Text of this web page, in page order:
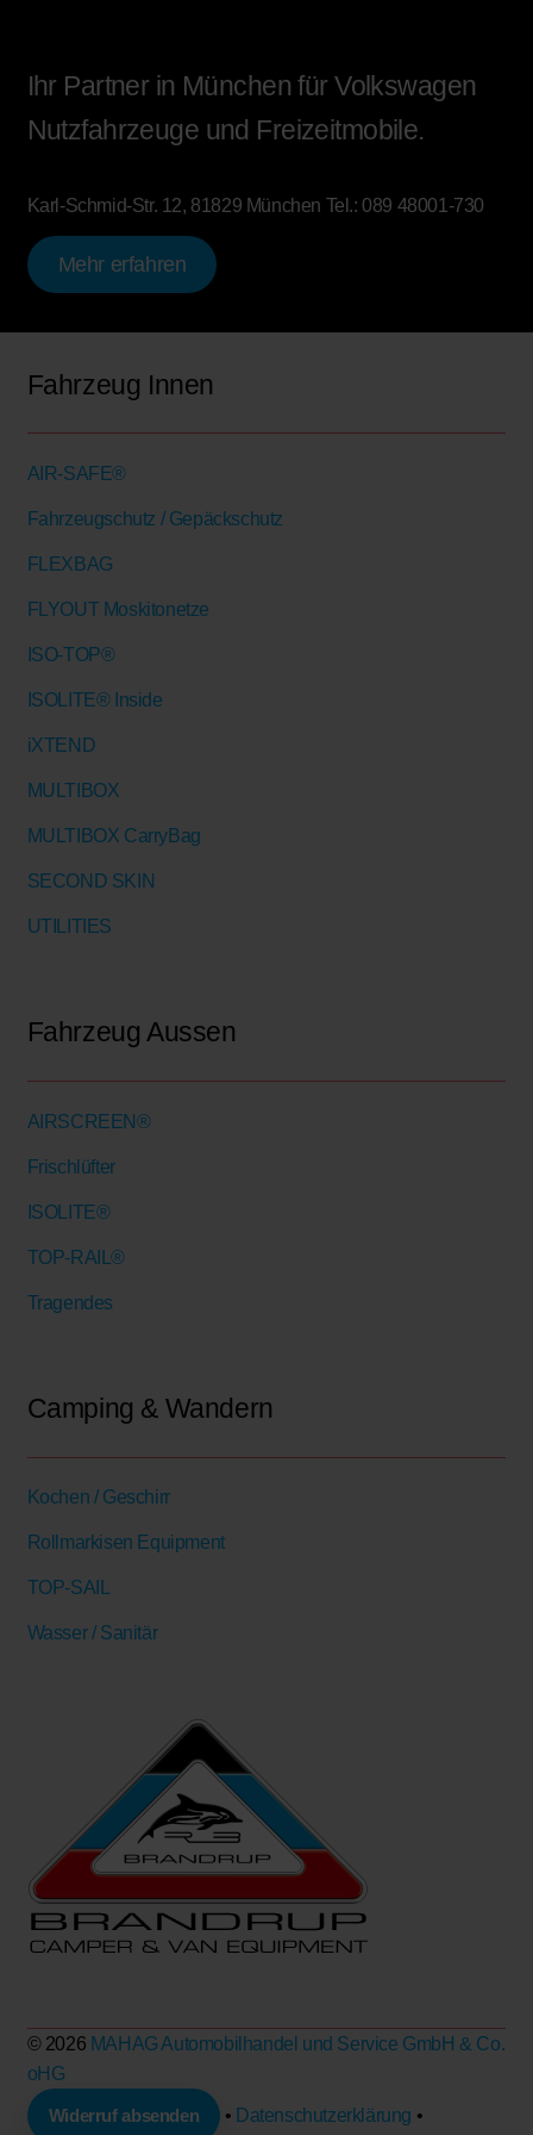
Ihr Partner in München für Volkswagen
Nutzfahrzeuge und Freizeitmobile.
Karl-Schmid-Str. 12, 81829 München Tel.: 089 48001-730
Mehr erfahren
Fahrzeug Innen
AIR-SAFE®
Fahrzeugschutz / Gepäckschutz
FLEXBAG
FLYOUT Moskitonetze
ISO-TOP®
ISOLITE® Inside
iXTEND
MULTIBOX
MULTIBOX CarryBag
SECOND SKIN
UTILITIES
Fahrzeug Aussen
AIRSCREEN®
Frischlüfter
ISOLITE®
TOP-RAIL®
Tragendes
Camping & Wandern
Kochen / Geschirr
Rollmarkisen Equipment
TOP-SAIL
Wasser / Sanitär
© 2026 MAHAG Automobilhandel und Service GmbH & Co.
oHG
Widerruf absenden • Datenschutzerklärung •